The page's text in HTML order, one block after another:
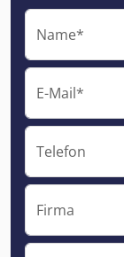
Name*
E-Mail*
Telefon
Firma